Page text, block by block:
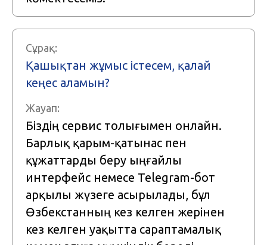
Сұрақ:
Қашықтан жұмыс істесем, қалай
кеңес аламын?
Жауап:
Біздің сервис толығымен онлайн.
Барлық қарым-қатынас пен
құжаттарды беру ыңғайлы
интерфейс немесе Telegram-бот
арқылы жүзеге асырылады, бұл
Өзбекстанның кез келген жерінен
кез келген уақытта сараптамалық